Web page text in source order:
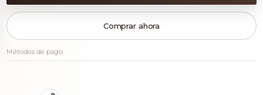
Comprar ahora
Métodos de pago